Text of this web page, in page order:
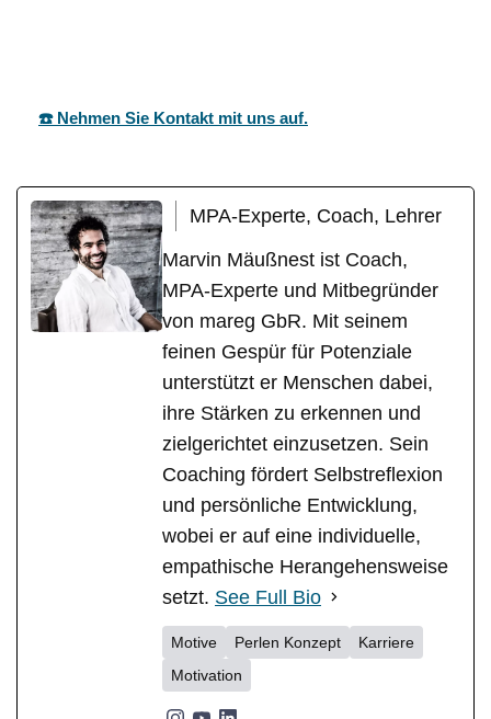
☎️ Nehmen Sie Kontakt mit uns auf.
MPA-Experte, Coach, Lehrer
Marvin Mäußnest ist Coach,
MPA-Experte und Mitbegründer
von mareg GbR. Mit seinem
feinen Gespür für Potenziale
unterstützt er Menschen dabei,
ihre Stärken zu erkennen und
zielgerichtet einzusetzen. Sein
Coaching fördert Selbstreflexion
und persönliche Entwicklung,
wobei er auf eine individuelle,
empathische Herangehensweise
setzt. See Full Bio
Motive Perlen Konzept
Karriere
Motivation